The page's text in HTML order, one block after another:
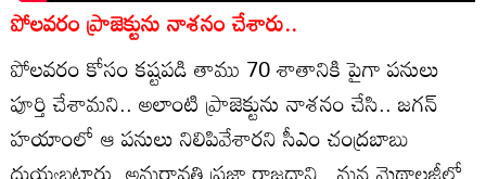
పోలవరం ప్రాజెక్టును నాశనం చేశారు..
పోలవరం కోసం కష్టపడి తాము 70 శాతానికి పైగా పనులు
పూర్తి చేశామని.. అలాంటి ప్రాజెక్టును నాశనం చేసి.. జగన్
హయాంలో ఆ పనులు నిలిపివేశారని సీఎం చంద్రబాబు